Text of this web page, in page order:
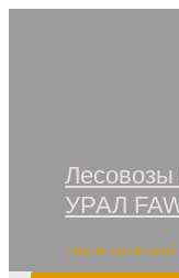
УРАЛ
Лизинг со